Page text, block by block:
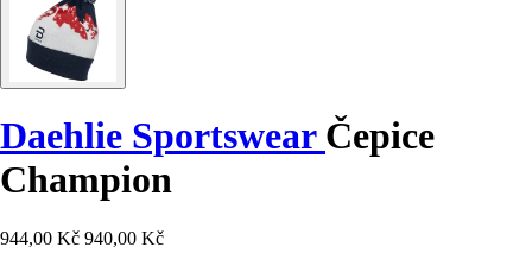
Daehlie Sportswear Čepice
Champion
944,00 Kč 940,00 Kč